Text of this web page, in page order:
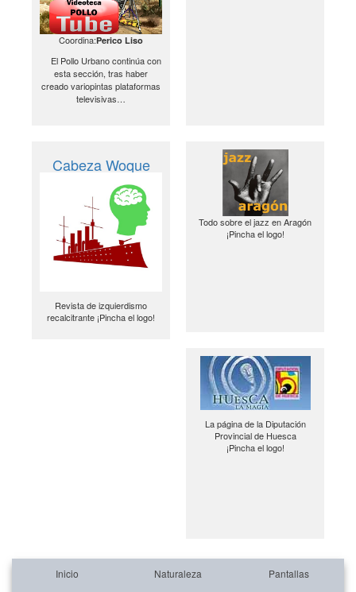
Coordina:Perico Liso
El Pollo Urbano continúa con
esta sección, tras haber
creado variopintas plataformas
televisivas…
Cabeza Woque
Revista de izquierdismo
recalcitrante ¡Pincha el logo!
Todo sobre el jazz en Aragón
¡Pincha el logo!
La página de la Diputación
Provincial de Huesca
¡Pincha el logo!
Inicio Naturaleza Pantallas